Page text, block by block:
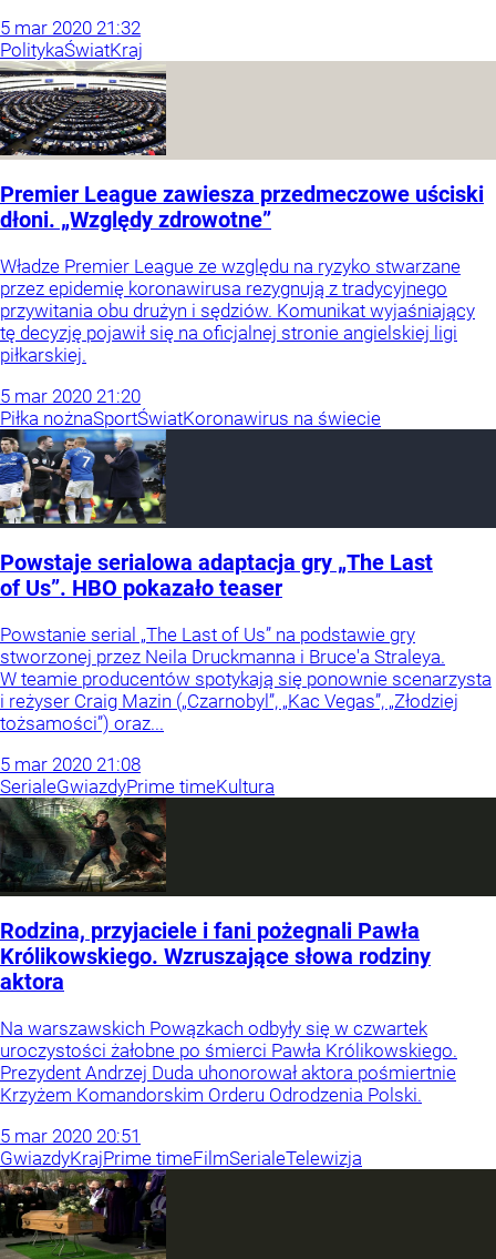
5 mar 2020 21:32
PolitykaŚwiatKraj
Premier League zawiesza przedmeczowe uściski
dłoni. „Względy zdrowotne”
Władze Premier League ze względu na ryzyko stwarzane
przez epidemię koronawirusa rezygnują z tradycyjnego
przywitania obu drużyn i sędziów. Komunikat wyjaśniający
tę decyzję pojawił się na oficjalnej stronie angielskiej ligi
piłkarskiej.
5 mar 2020 21:20
Piłka nożnaSportŚwiatKoronawirus na świecie
Powstaje serialowa adaptacja gry „The Last
of Us”. HBO pokazało teaser
Powstanie serial „The Last of Us” na podstawie gry
stworzonej przez Neila Druckmanna i Bruce'a Straleya.
W teamie producentów spotykają się ponownie scenarzysta
i reżyser Craig Mazin („Czarnobyl”, „Kac Vegas”, „Złodziej
tożsamości”) oraz...
5 mar 2020 21:08
SerialeGwiazdyPrime timeKultura
Rodzina, przyjaciele i fani pożegnali Pawła
Królikowskiego. Wzruszające słowa rodziny
aktora
Na warszawskich Powązkach odbyły się w czwartek
uroczystości żałobne po śmierci Pawła Królikowskiego.
Prezydent Andrzej Duda uhonorował aktora pośmiertnie
Krzyżem Komandorskim Orderu Odrodzenia Polski.
5 mar 2020 20:51
GwiazdyKrajPrime timeFilmSerialeTelewizja